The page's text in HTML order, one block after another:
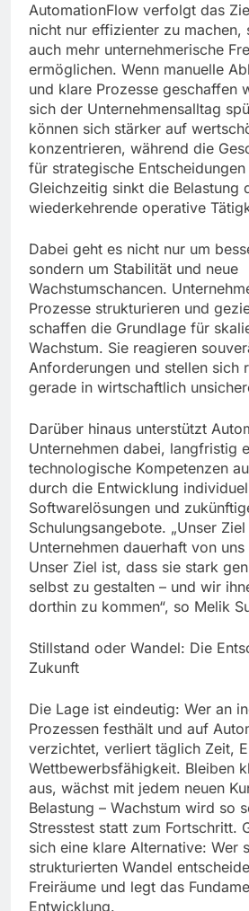
AutomationFlow verfolgt das
nicht nur effizienter zu machen,
auch mehr unternehmerische
ermöglichen. Wenn manuelle
und klare Prozesse geschaffen
sich der Unternehmensalltag
können sich stärker auf
konzentrieren, während die
für strategische
Gleichzeitig sinkt die Belastung
wiederkehrende operative
Dabei geht es nicht nur um
sondern um Stabilität und neue
Wachstumschancen.
Prozesse strukturieren und
schaffen die Grundlage für
Wachstum. Sie reagieren
Anforderungen und stellen sich
gerade in wirtschaftlich
Darüber hinaus unterstützt
Unternehmen dabei, langfristig
technologische Kompetenzen
durch die Entwicklung
Softwarelösungen und
Schulungsangebote. „Unser
Unternehmen dauerhaft von
Unser Ziel ist, dass sie stark
selbst zu gestalten – und wir
dorthin zu kommen“, so Melik
Stillstand oder Wandel: Die
Zukunft
Die Lage ist eindeutig: Wer an
Prozessen festhält und auf
verzichtet, verliert täglich Zeit,
Wettbewerbsfähigkeit. Bleiben
aus, wächst mit jedem neuen
Belastung – Wachstum wird so
Stresstest statt zum Fortschritt.
sich eine klare Alternative: Wer
strukturierten Wandel
Freiräume und legt das
Entwicklung.